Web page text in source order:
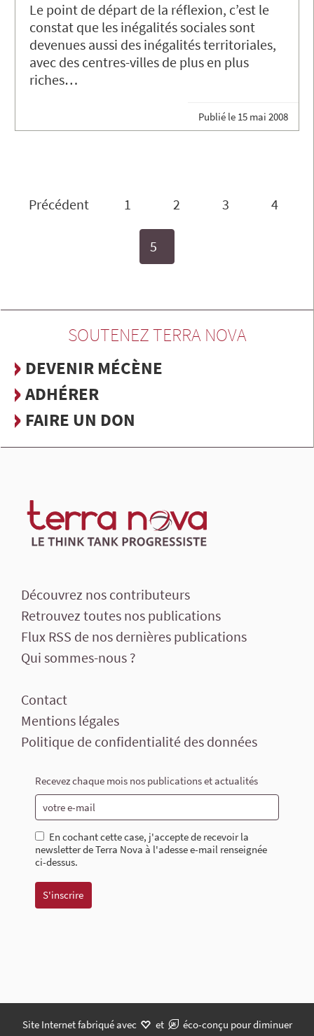
Le point de départ de la réflexion, c’est le
constat que les inégalités sociales sont
devenues aussi des inégalités territoriales,
avec des centres-villes de plus en plus
riches…
Publié le 15 mai 2008
Précédent 1 2 3 4
5
SOUTENEZ TERRA NOVA
DEVENIR MÉCÈNE
ADHÉRER
FAIRE UN DON
Découvrez nos contributeurs
Retrouvez toutes nos publications
Flux RSS de nos dernières publications
Qui sommes-nous ?
Contact
Mentions légales
Politique de confidentialité des données
Recevez chaque mois nos publications et actualités
En cochant cette case, j'accepte de recevoir la
newsletter de Terra Nova à l'adesse e-mail renseignée
ci-dessus.
Site Internet fabriqué avec et
éco-conçu pour diminuer